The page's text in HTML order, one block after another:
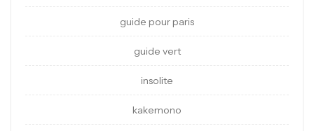
guide pour paris
guide vert
insolite
kakemono